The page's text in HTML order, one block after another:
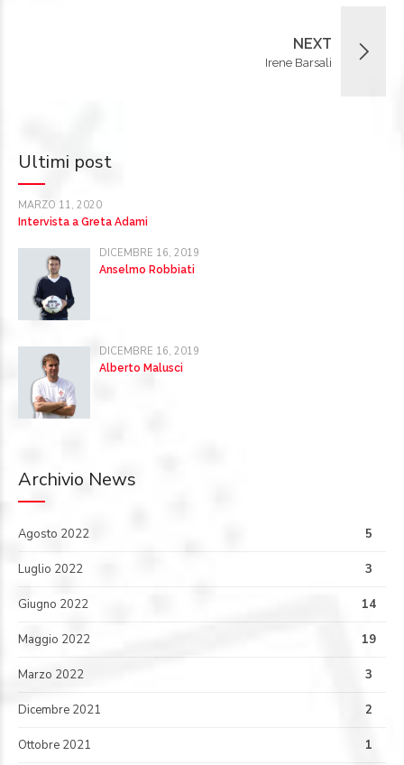
NEXT
Irene Barsali
Ultimi post
MARZO 11, 2020
Intervista a Greta Adami
DICEMBRE 16, 2019
Anselmo Robbiati
DICEMBRE 16, 2019
Alberto Malusci
Archivio News
Agosto 2022 5
Luglio 2022 3
Giugno 2022 14
Maggio 2022 19
Marzo 2022 3
Dicembre 2021 2
Ottobre 2021 1